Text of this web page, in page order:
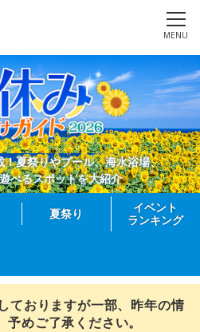
MENU
夏祭りやプール、海水浴場、
べるスポットを大紹介
夏祭り
イベント
ランキング
ておりますが一部、昨年の情
めご了承ください。